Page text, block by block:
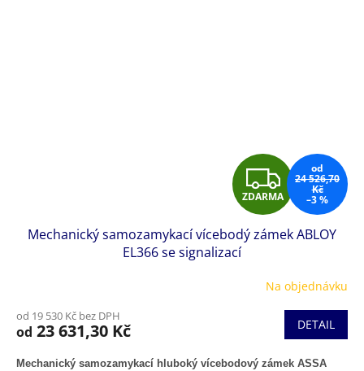
Z
D
A
R
M
A
ZDARMA
od
24 526,70
Kč
–3 %
Mechanický samozamykací vícebodý zámek ABLOY
EL366 se signalizací
Na objednávku
od 19 530 Kč bez DPH
od 23 631,30 Kč DETAIL
Mechanický samozamykací hluboký vícebodový zámek ASSA